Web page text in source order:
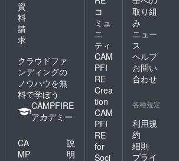
資
料
請
求
クラウドファ
ンディングの
ノウハウを無
料で学ぼう
CAMPFIRE
アカデミー
CA
MP
説
明
コ
ミュ
ニ
ティ
CAM
PFI
RE
Crea
tion
CAM
PFI
RE
for
Soci
取り組
み
ニュー
ス
ヘルプ
お問い
合わせ
各種規定
利用規
約
細則
プライ